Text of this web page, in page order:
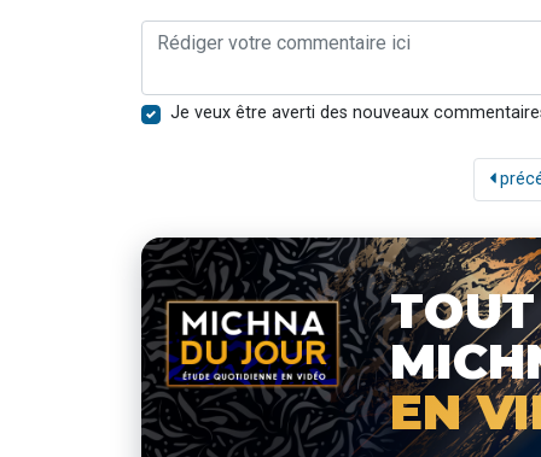
Je veux être averti des nouveaux
EN